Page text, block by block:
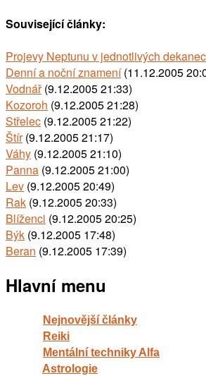
Související články:
Projevy Neptunu v jednotlivých
Denní a noční znamení(11.12.2005
Vodnář(9.12.2005 21:33)
Kozoroh (9.12.2005 21:28)
Střelec (9.12.2005 21:22)
Štír(9.12.2005 21:17)
Váhy (9.12.2005 21:10)
Panna (9.12.2005 21:00)
Lev (9.12.2005 20:49)
Rak (9.12.2005 20:33)
Blíženci (9.12.2005 20:25)
Býk (9.12.2005 17:48)
Beran (9.12.2005 17:39)
Hlavní menu
Nejnovější články
Reiki
Mentální techniky Alfa
Astrologie